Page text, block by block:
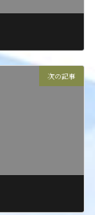
次の記事